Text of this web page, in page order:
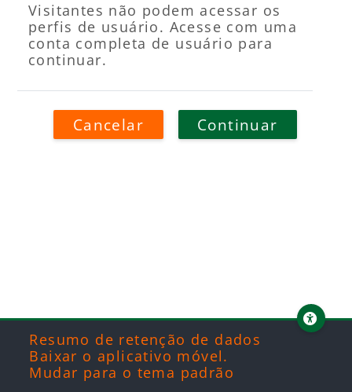
Visitantes não podem acessar os
perfis de usuário. Acesse com uma
conta completa de usuário para
continuar.
Cancelar Continuar
Resumo de retenção de dados
Baixar o aplicativo móvel.
Mudar para o tema padrão